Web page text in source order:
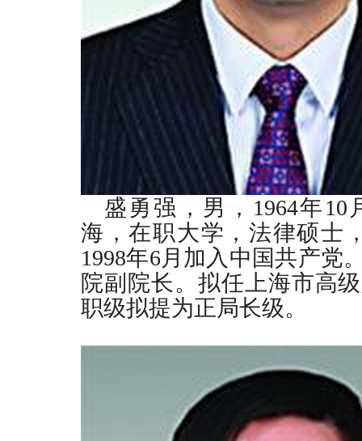
盛勇强，男， 1964年10
海，在职大学，法律硕士
1998年6月加入中国共产党
院副院长。拟任上海市高
职级拟提为正局长级。